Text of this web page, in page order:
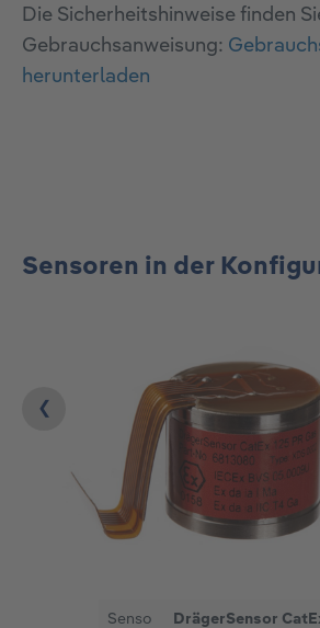
Die Sicherheitshinweise finden
Gebrauchsanweisung:
herunterladen
Sensoren in der
❮
Senso
DrägerSensor